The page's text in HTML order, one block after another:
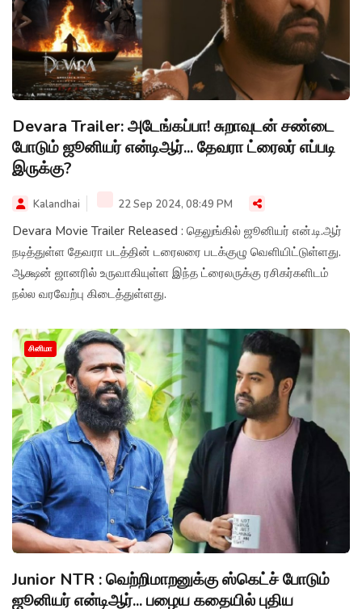
Devara Trailer: அடேங்கப்பா! சுறாவுடன் சண்டை
போடும் ஜூனியர் என்டிஆர்... தேவரா ட்ரைலர் எப்படி
இருக்கு?
Kalandhai 22 Sep 2024, 08:49 PM
Devara Movie Trailer Released : தெலுங்கில் ஜூனியர் என்.டி.ஆர்
நடித்துள்ள தேவரா படத்தின் டரைலரை படக்குழு வெளியிட்டுள்ளது.
ஆக்ஷன் ஜானரில் உருவாகியுள்ள இந்த ட்ரைலருக்கு ரசிகர்களிடம்
நல்ல வரவேற்பு கிடைத்துள்ளது.
சினிமா
Junior NTR : வெற்றிமாறனுக்கு ஸ்கெட்ச் போடும்
ஜூனியர் என்டிஆர்... பழைய கதையில் புதிய